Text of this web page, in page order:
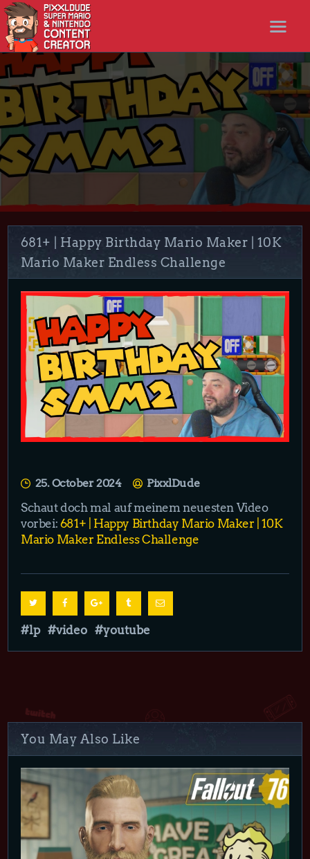
STARTSEITE
NEWS
STREAMS
LET’S PLAYS
NICER SHOP
681+ | Happy Birthday Mario Maker | 10K
Mario Maker Endless Challenge
25. October 2024 PixxlDude
Schaut doch mal auf meinem neuesten Video
vorbei: 681+ | Happy Birthday Mario Maker | 10K
Mario Maker Endless Challenge
lp video youtube
You May Also Like